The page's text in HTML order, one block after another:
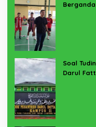
Soal
Darul